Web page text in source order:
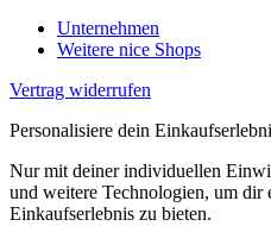
Unternehmen
Weitere nice Shops
Vertrag widerrufen
Personalisiere dein
Nur mit deiner individuellen
und weitere Technologien, um dir
Einkaufserlebnis zu bieten.